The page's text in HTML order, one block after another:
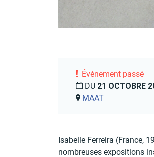
Événement passé
DU 21 OCTOBRE
MAAT
Isabelle Ferreira (France,
nombreuses expositions